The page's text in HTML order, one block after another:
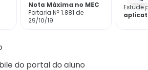
Nota Máxima no MEC
Portaria Nª 1.881 de
29/10/19
Estude
do portal do aluno